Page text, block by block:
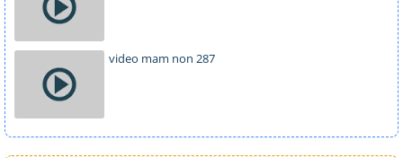
video mam non 287